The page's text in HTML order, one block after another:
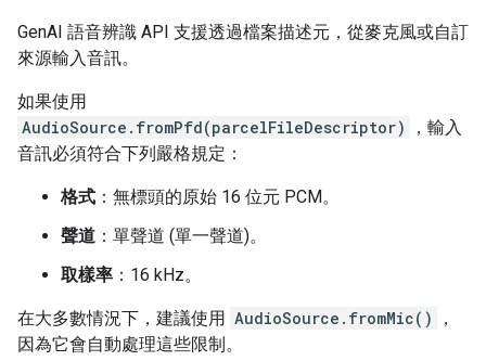
GenAI 語音辨識 API 支援透過檔案描述元，從麥克風或自訂
來源輸入音訊。
如果使用
AudioSource.fromPfd(parcelFileDescriptor)
，輸入
音訊必須符合下列嚴格規定：
格式 ：無標頭的原始 16 位元 PCM。
聲道 ：單聲道 (單一聲道)。
取樣率 ：16 kHz。
在大多數情況下，建議使用 AudioSource.fromMic()
，
因為它會自動處理這些限制。